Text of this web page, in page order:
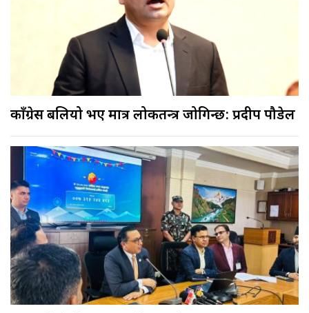
काँग्रेस बलियो भए मात्र लोकतन्त्र जोगिन्छ: प्रदीप पौडेल